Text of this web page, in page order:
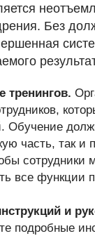
Без
тренингов.
Обучение
часть, так и
сотрудники
все функции
и
подробные